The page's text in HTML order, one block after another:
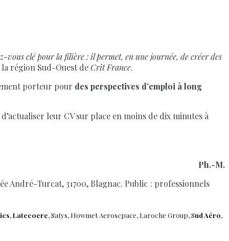
vous clé pour la filière : il permet, en une journée, de créer des
région Sud-Ouest deCrit France.
porteur pour des perspectives d’emploi à long
leur CV sur place en moins de dix minutes à
Ph.-M.
André-Turcat, 31 700, Blagnac. Public : professionnels
,Latecoere, Satys, Howmet Aeroscpace, Laroche Group, Sud Aéro,